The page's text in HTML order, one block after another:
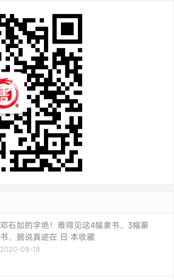
邓石如的字绝！难得见这4幅隶书、3幅篆
书，据说真迹在 日 本收藏
2020-08-18